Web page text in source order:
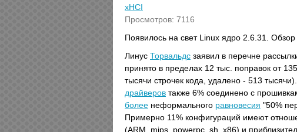
xHCI
Просмотров: 7116
Появилось на свет Linux ядро 2.6.31.
Линус Торвальдс заявил в перечне
принято в пределах 12 тыс. поправок от
тысячи строчек кода, удалено - 513
драйверов также 6% соединено c
более неформального равновесия "50%
Примерно 11% конфигураций имеют
(ARM, mips, powerpc, sh, x86) и